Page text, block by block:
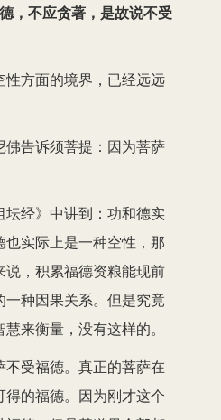
，不应贪著，是故说不受
方面的境界，已经远远
告诉须菩提：因为菩萨
经》中讲到：功和德实
实际上是一种空性，那
，积累福德资粮能现前
种因果关系。但是究竟
来衡量，没有这样的。
受福德。真正的菩萨在
的福德。因为刚才这个